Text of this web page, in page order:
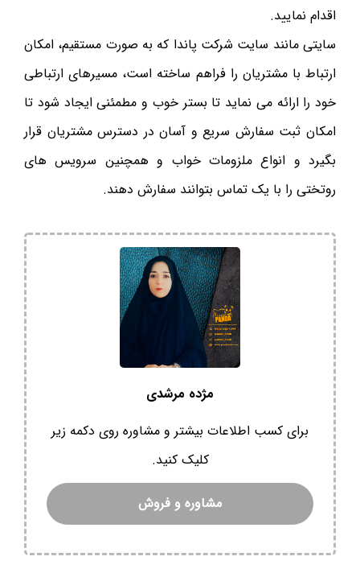
اقدام نمایید.
سایتی مانند سایت شرکت پاندا که به صورت مستقیم، امکان
ارتباط با مشتریان را فراهم ساخته است، مسیرهای ارتباطی
خود را ارائه می نماید تا بستر خوب و مطمئنی ایجاد شود تا
امکان ثبت سفارش سریع و آسان در دسترس مشتریان قرار
بگیرد و انواع ملزومات خواب و همچنین سرویس های
روتختی را با یک تماس بتوانند سفارش دهند.
مژده مرشدی
برای کسب اطلاعات بیشتر و مشاوره روی دکمه زیر
کلیک کنید.
مشاوره و فروش